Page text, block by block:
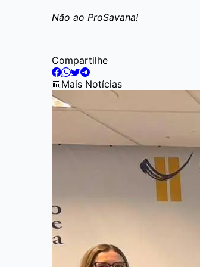
Não ao ProSavana!
Compartilhe
Mais Notícias